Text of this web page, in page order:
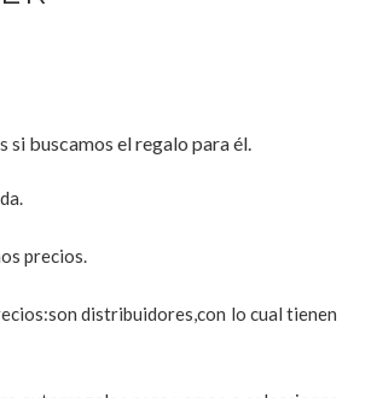
si buscamos el regalo para él.
precios.
distribuidores,con lo cual tienen